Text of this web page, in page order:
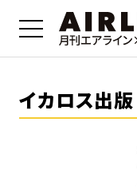
イカロス出版